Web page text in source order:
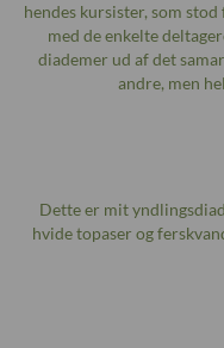
hendes kursister, som
med de enkelte
diademer ud af det
andre, men
Dette er mit
hvide topaser og